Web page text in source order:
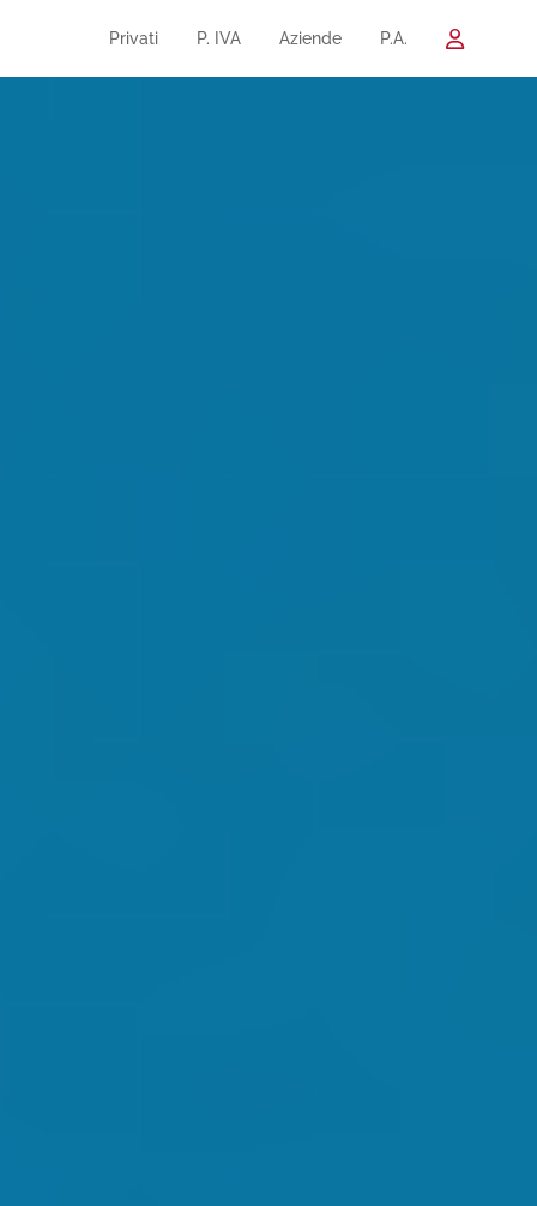
Privati P. IVA Aziende P.A.